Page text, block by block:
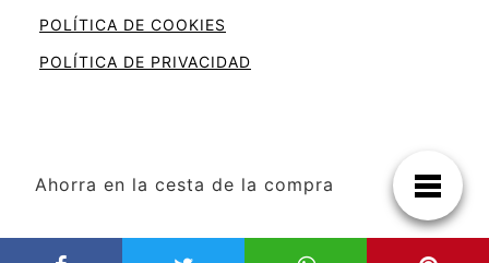
POLÍTICA DE COOKIES
POLÍTICA DE PRIVACIDAD
Ahorra en la cesta de la compra